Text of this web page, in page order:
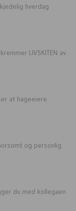
hverdag
LIVSKITEN av
at hageeiere
og personlig
du med kollegaen